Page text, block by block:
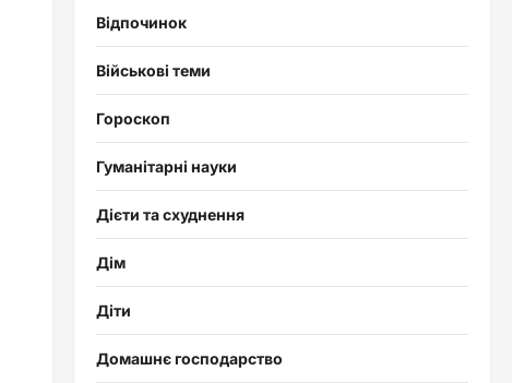
Відпочинок
Військові теми
Гороскоп
Гуманітарні науки
Дієти та схуднення
Дім
Діти
Домашнє господарство